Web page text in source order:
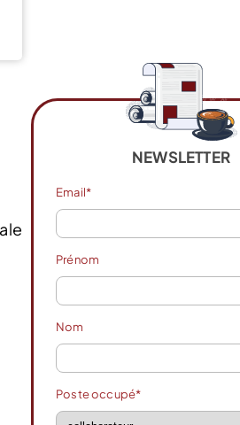
NEWSLETTER
Email*
Prénom
Nom
Poste occupé*